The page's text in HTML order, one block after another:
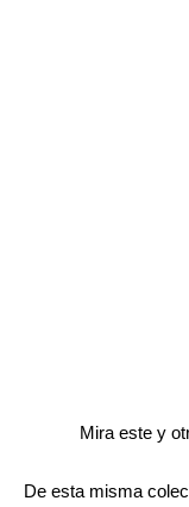
Mira este y
De esta misma